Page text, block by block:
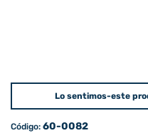
Lo sentimos-este
Código: 60-0082